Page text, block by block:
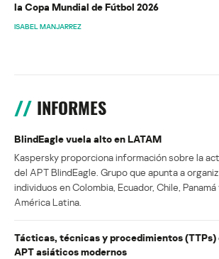
la Copa Mundial de Fútbol 2026
ISABEL MANJARREZ
INFORMES
BlindEagle vuela alto en LATAM
Kaspersky proporciona información sobre la
del APT BlindEagle. Grupo que apunta a
individuos en Colombia, Ecuador, Chile,
América Latina.
Tácticas, técnicas y procedimientos (TTPs)
APT asiáticos modernos